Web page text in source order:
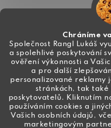
Chráníme
Společnost Rangl Lukáš
a spolehlivé poskytování
ověření výkonnosti a
a pro další
personalizované reklamy
stránkách, tak
poskytovatelů. Kliknutím
používáním cookies a
Vašich osobních údajů,
marketingovým
info@ceske-
+420 774 444 191